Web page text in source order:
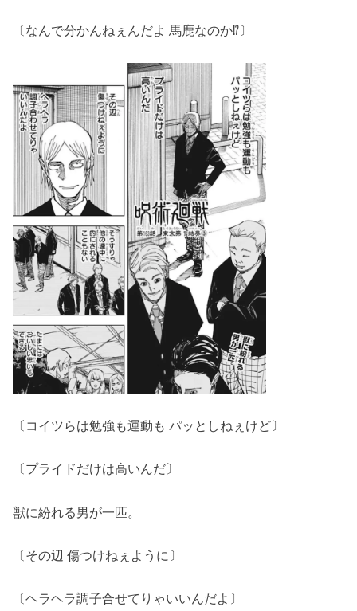
〔なんで分かんねぇんだよ 馬鹿なのか⁉〕
〔コイツらは勉強も運動も パッとしねぇけど〕
〔プライドだけは高いんだ〕
獣に紛れる男が一匹。
〔その辺 傷つけねぇように〕
〔ヘラヘラ調子合せてりゃいいんだよ〕